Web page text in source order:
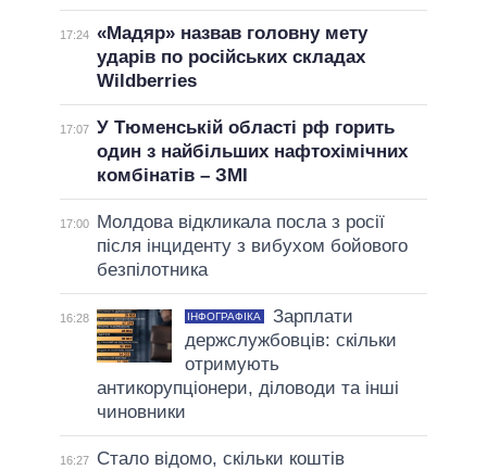
17:24 «Мадяр» назвав головну мету
ударів по російських складах
Wildberries
17:07 У Тюменській області рф горить
один з найбільших нафтохімічних
комбінатів – ЗМІ
17:00
Молдова відкликала посла з росії
після інциденту з вибухом бойового
безпілотника
16:28 ІНФОГРАФІКА
Зарплати
держслужбовців: скільки
отримують
антикорупціонери, діловоди та інші
чиновники
16:27
Стало відомо, скільки коштів